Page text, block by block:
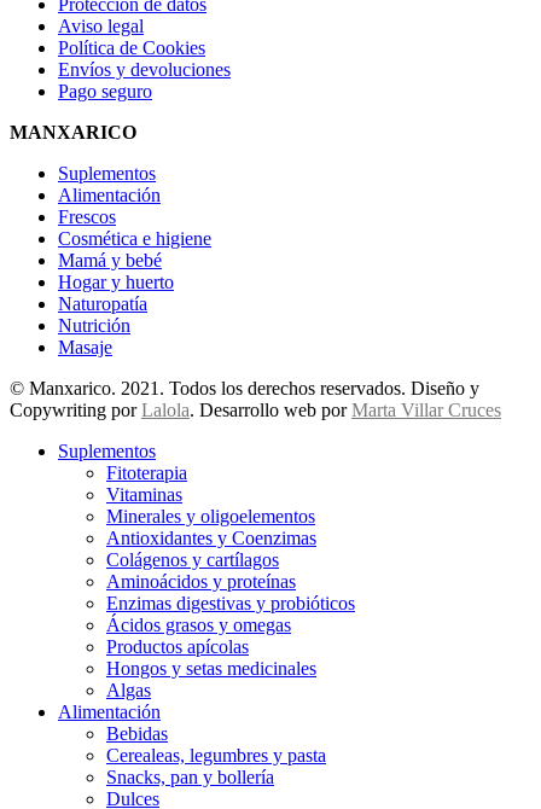
Protección de datos
Aviso legal
Política de Cookies
Envíos y devoluciones
Pago seguro
MANXARICO
Suplementos
Alimentación
Frescos
Cosmética e higiene
Mamá y bebé
Hogar y huerto
Naturopatía
Nutrición
Masaje
© Manxarico. 2021. Todos los derechos reservados. Diseño y
Copywriting porLalola. Desarrollo web porMarta Villar Cruces
Suplementos
Fitoterapia
Vitaminas
Minerales y oligoelementos
Antioxidantes y Coenzimas
Colágenos y cartílagos
Aminoácidos y proteínas
Enzimas digestivas y probióticos
Ácidos grasos y omegas
Productos apícolas
Hongos y setas medicinales
Algas
Alimentación
Bebidas
Cerealeas, legumbres y pasta
Snacks, pan y bollería
Dulces